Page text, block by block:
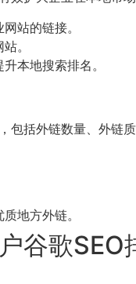
站的链接。
。
本地搜索排名。
包括外链数量、外链
地方外链。
谷歌SEO